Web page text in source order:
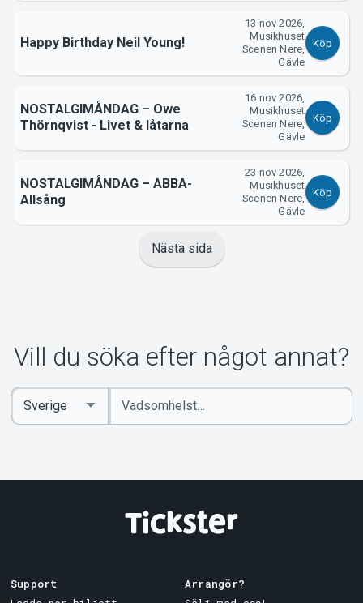
Happy Birthday Neil Young!
13 nov 2026,
Musikhuset
Scenen Nere,
Gävle
Köp
NOSTALGIMÅNDAG – Owe
Thörnqvist - Livet & låtarna
16 nov 2026,
Musikhuset
Scenen Nere,
Gävle
Köp
NOSTALGIMÅNDAG – ABBA-
Allsång
23 nov 2026,
Musikhuset
Scenen Nere,
Gävle
Köp
Nästa sida
Vill du söka efter något annat?
Ange
sökord
Select
Country
Support
Arrangör?